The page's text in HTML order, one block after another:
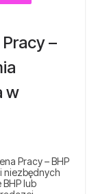
–
w
Pracy – BHP
niezbędnych
lub